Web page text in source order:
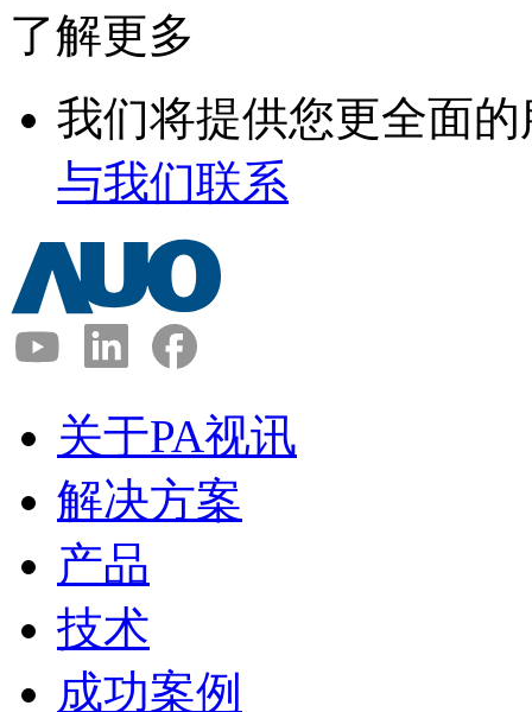
了解更多
我们将提供您更全面的
与我们联系
关于PA视讯
解决方案
产品
技术
成功案例